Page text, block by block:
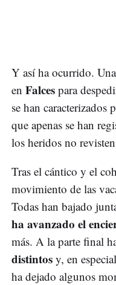
Y así ha ocurrido.
en Falces para
se han
que apenas se han
los heridos no
Tras el cántico y el
movimiento de las
Todas han bajado
ha avanzado el
más. A la parte final
distintos y, en
ha dejado algunos